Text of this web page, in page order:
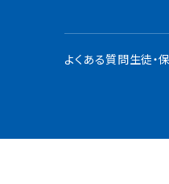
よくある質問生徒・